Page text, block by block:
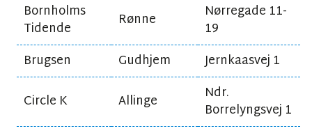
Bornholms
Tidende
Rønne
Nørregade 11-
19
Brugsen
Gudhjem
Jernkaasvej 1
Circle K
Allinge
Ndr.
Borrelyngsvej 1